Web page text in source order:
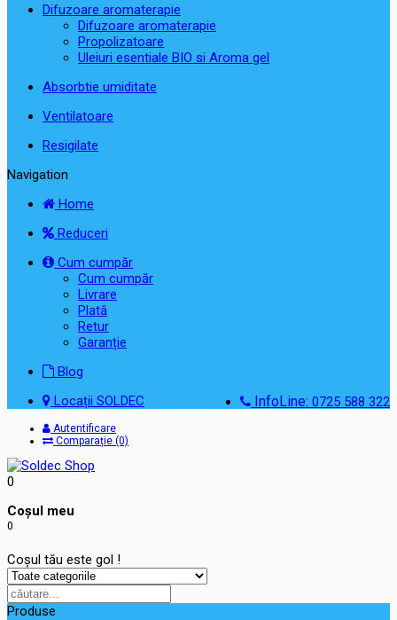
Difuzoare aromaterapie
Difuzoare aromaterapie
Propolizatoare
Uleiuri esentiale BIO si Aroma gel
Absorbtie umiditate
Ventilatoare
Resigilate
Navigation
Home
Reduceri
Cum cumpăr
Cum cumpăr
Livrare
Plată
Retur
Garanție
Blog
InfoLine: 0725 588 322
Locații SOLDEC
Autentificare
Comparație (0)
0
Coşul meu
0
Coșul tău este gol !
Produse